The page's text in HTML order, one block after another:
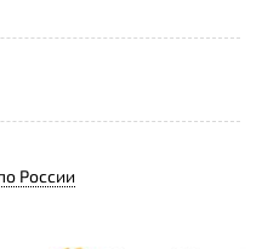
России